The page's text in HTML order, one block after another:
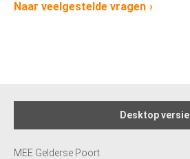
Naar veelgestelde vragen
Desktop versie
MEE Gelderse Poort